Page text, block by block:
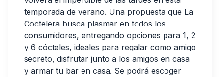
temporada de verano. Una propuesta que La
Coctelera busca plasmar en todos los
consumidores, entregando opciones para 1, 2
y 6 cócteles, ideales para regalar como amigo
secreto, disfrutar junto a los amigos en casa
y armar tu bar en casa. Se podrá escoger